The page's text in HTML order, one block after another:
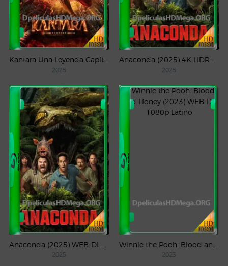
2025 2025
2025 2023